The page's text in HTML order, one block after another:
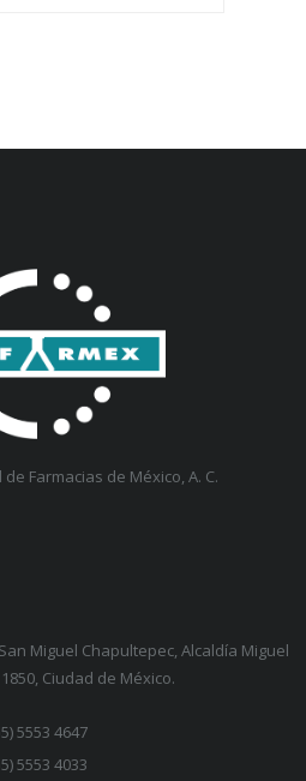
Farmacias de México, A. C.
Miguel Chapultepec, Alcaldía Miguel
Ciudad de México.
5553 4647
5553 4033